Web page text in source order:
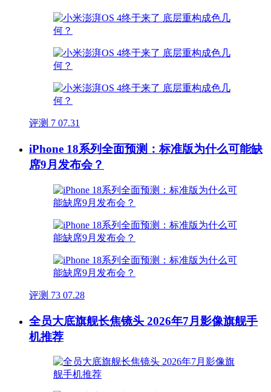
评测 7 07.31
iPhone 18系列全面预测：标准版为什么可能缺
席9月发布会？
评测 73 07.28
全员大底旗舰长焦镜头 2026年7月影像旗舰手
机推荐